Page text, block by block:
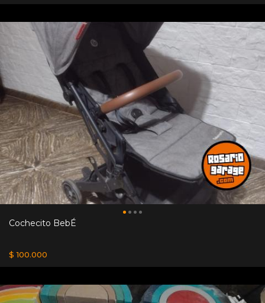
Cochecito BebÉ
$ 100.000